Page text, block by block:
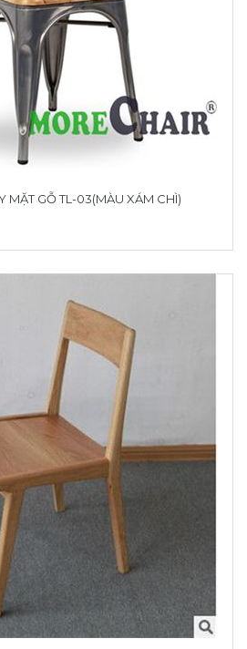
MẶT GỖ TL-03(MÀU XÁM CHÌ)